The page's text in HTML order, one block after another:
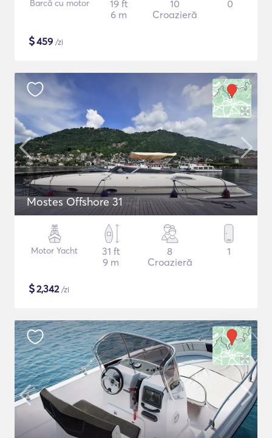
Barcă cu motor
19 ft
6 m
10
Croazieră
0
$459 /zi
Mostes Offshore 31
Motor Yacht
31 ft
9 m
8
Croazieră
1
$2,342/zi